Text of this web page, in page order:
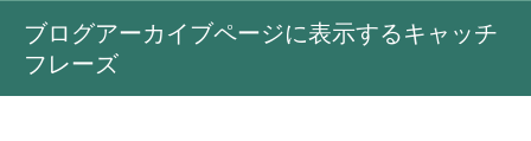
ブログアーカイブページに表示するキャッチ
フレーズ
Youtube
Profile